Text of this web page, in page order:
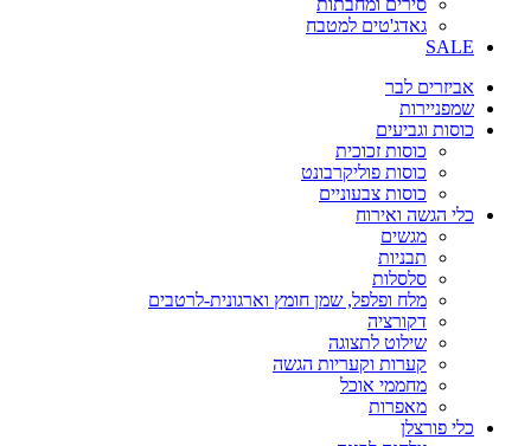
סירים ומחבתות
גאדג'טים למטבח
SALE
אביזרים לבר
שמפניירות
כוסות וגביעים
כוסות זכוכית
כוסות פוליקרבונט
כוסות צבעוניים
כלי הגשה ואירוח
מגשים
תבניות
סלסלות
מלח ופלפל, שמן חומץ וארגונית-לרטבים
דקורציה
שילוט לתצוגה
קערות וקעריות הגשה
מחממי אוכל
מאפרות
כלי פורצלן